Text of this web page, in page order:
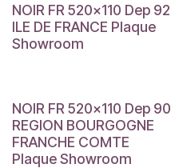
NOIR FR 520x110 Dep 92
ILE DE FRANCE Plaque
Showroom
NOIR FR 520x110 Dep 90
REGION BOURGOGNE
FRANCHE COMTE
Plaque Showroom